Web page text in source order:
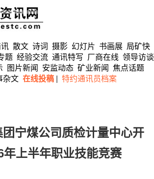
散文 诗词 摄影 幻灯片 书画展 局矿快
题 经验交流 通讯特写 厂商在线 领导访谈
图片新闻 安监动态 矿业新闻
焦点话题
杂文 在线投稿 特约通讯员档案
团宁煤公司质检计量中心开
年上半年职业技能竞赛